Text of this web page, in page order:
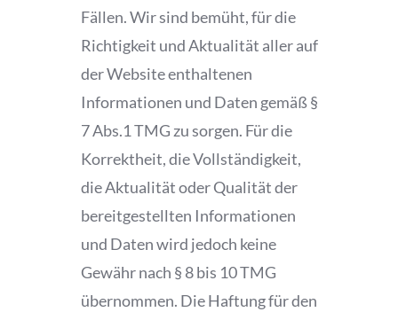
Fällen. Wir sind bemüht, für die
Richtigkeit und Aktualität aller auf
der Website enthaltenen
Informationen und Daten gemäß §
7 Abs.1 TMG zu sorgen. Für die
Korrektheit, die Vollständigkeit,
die Aktualität oder Qualität der
bereitgestellten Informationen
und Daten wird jedoch keine
Gewähr nach § 8 bis 10 TMG
übernommen. Die Haftung für den